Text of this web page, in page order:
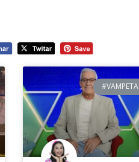
#VAMPETA